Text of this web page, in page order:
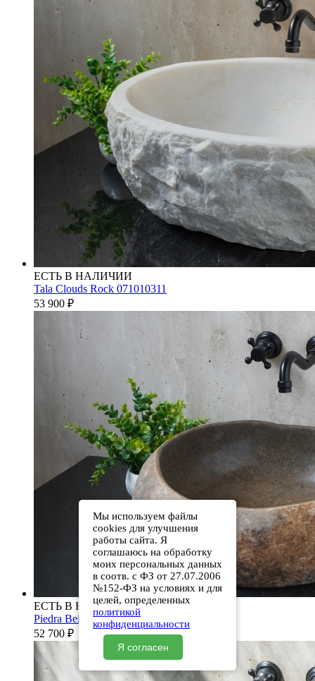
ЕСТЬ В НАЛИЧИИ
Tala Clouds Rock 071010311
53 900 ₽
ЕСТЬ В НАЛИЧИИ
Piedra Beige S286 00501111613
52 700 ₽
Мы используем файлы
cookies для улучшения
работы сайта. Я
соглашаюсь на обработку
моих персональных данных
в соотв. с ФЗ от 27.07.2006
№152-ФЗ на условиях и для
целей, определенных
политикой
конфиденциальности
Я согласен